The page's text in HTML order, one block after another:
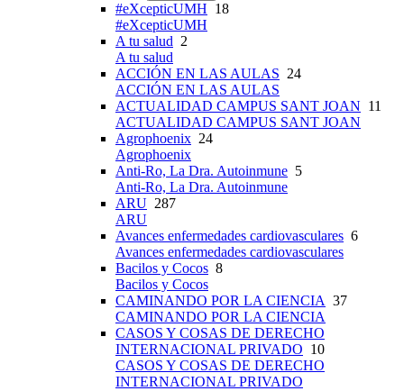
#eXcepticUMH 18
#eXcepticUMH
A tu salud 2
A tu salud
ACCIÓN EN LAS AULAS 24
ACCIÓN EN LAS AULAS
ACTUALIDAD CAMPUS SANT JOAN 11
ACTUALIDAD CAMPUS SANT JOAN
Agrophoenix 24
Agrophoenix
Anti-Ro, La Dra. Autoinmune 5
Anti-Ro, La Dra. Autoinmune
ARU 287
ARU
Avances enfermedades cardiovasculares 6
Avances enfermedades cardiovasculares
Bacilos y Cocos 8
Bacilos y Cocos
CAMINANDO POR LA CIENCIA 37
CAMINANDO POR LA CIENCIA
CASOS Y COSAS DE DERECHO
INTERNACIONAL PRIVADO 10
CASOS Y COSAS DE DERECHO
INTERNACIONAL PRIVADO